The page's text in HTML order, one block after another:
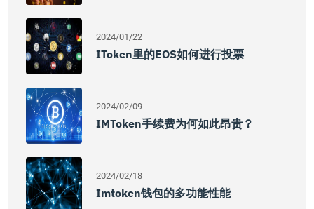
2024/01/22
IToken里的EOS如何进行投票
2024/02/09
IMToken手续费为何如此昂贵？
2024/02/18
Imtoken钱包的多功能性能